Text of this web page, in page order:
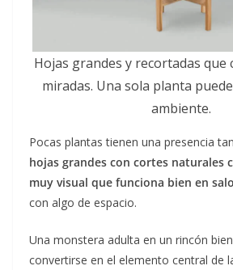
Hojas grandes y recortadas que
miradas. Una sola planta
ambiente.
Pocas plantas tienen una presencia
hojas grandes con cortes naturales
muy visual que funciona bien en
con algo de espacio.
Una monstera adulta en un rincón
convertirse en el elemento central de